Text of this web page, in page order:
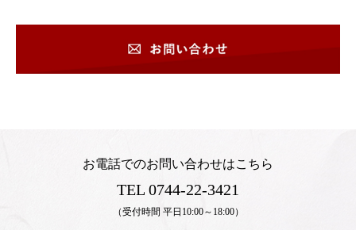
お電話でのお問い合わせはこちら
TEL 0744-22-3421
（受付時間 平日10:00～18:00）